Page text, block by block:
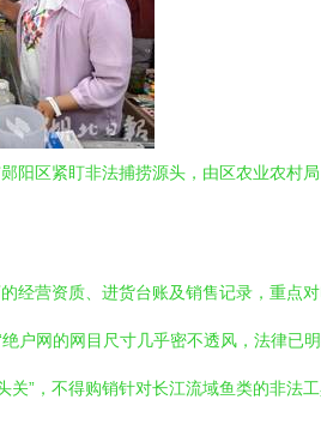
区紧盯非法捕捞源头，由区农业农村
营资质、进货台账及销售记录，重点
户网的网目尺寸几乎密不透风，法律
”，不得购销针对长江流域鱼类的非法工